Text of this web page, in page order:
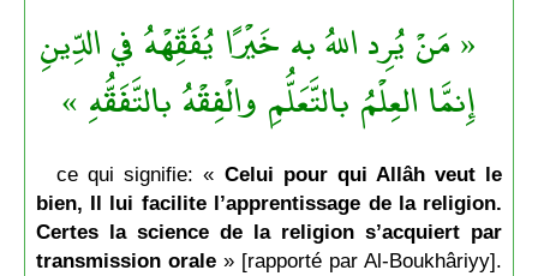
« مَنْ يُرِد اللهُ به خَيْرًا يُفَقِّهْهُ في الدِّينِ
إِنمَّا العِلْمُ بالتَّعَلُّمِ والْفِقْهُ بالتَّفَقُّهِ »
ce qui signifie: « Celui pour qui Allâh veut le
bien, Il lui facilite l’apprentissage de la religion.
Certes la science de la religion s’acquiert par
transmission orale» [rapporté par Al-Boukhâriyy].